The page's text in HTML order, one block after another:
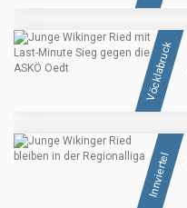
Vöcklabruck
Innviertel